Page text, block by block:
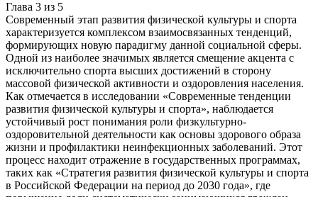
Глава 3 из 5
Современный этап развития физической культуры и спорта
характеризуется комплексом взаимосвязанных тенденций,
формирующих новую парадигму данной социальной сферы.
Одной из наиболее значимых является смещение акцента с
исключительно спорта высших достижений в сторону
массовой физической активности и оздоровления населения.
Как отмечается в исследовании «Современные тенденции
развития физической культуры и спорта», наблюдается
устойчивый рост понимания роли физкультурно-
оздоровительной деятельности как основы здорового образа
жизни и профилактики неинфекционных заболеваний. Этот
процесс находит отражение в государственных программах,
таких как «Стратегия развития физической культуры и спорта
в Российской Федерации на период до 2030 года», где